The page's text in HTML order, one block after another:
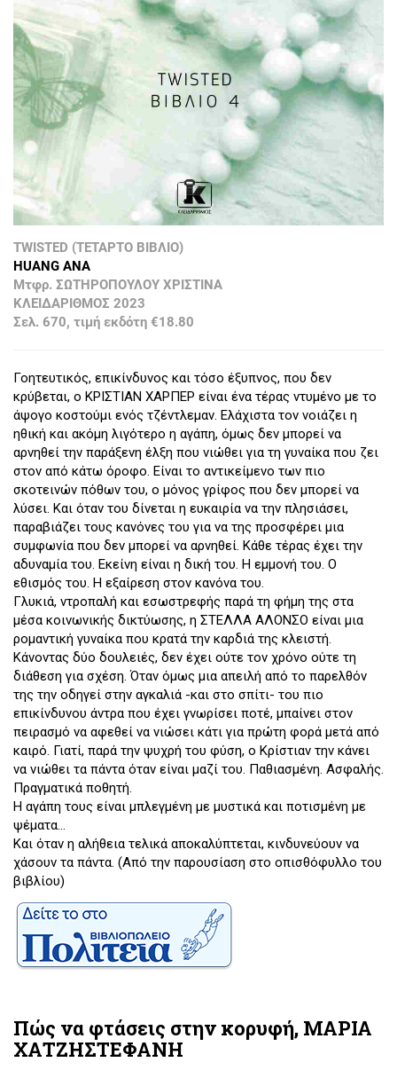
TWISTED (ΤΕΤΑΡΤΟ ΒΙΒΛΙΟ)
HUANG ANA
Μτφρ. ΣΩΤΗΡΟΠΟΥΛΟΥ ΧΡΙΣΤΙΝΑ
ΚΛΕΙΔΑΡΙΘΜΟΣ 2023
Σελ. 670, τιμή εκδότη €18.80
Γοητευτικός, επικίνδυνος και τόσο έξυπνος, που δεν
κρύβεται, ο ΚΡΙΣΤΙΑΝ ΧΑΡΠΕΡ είναι ένα τέρας ντυμένο με το
άψογο κοστούμι ενός τζέντλεμαν. Ελάχιστα τον νοιάζει η
ηθική και ακόμη λιγότερο η αγάπη, όμως δεν μπορεί να
αρνηθεί την παράξενη έλξη που νιώθει για τη γυναίκα που ζει
στον από κάτω όροφο. Είναι το αντικείμενο των πιο
σκοτεινών πόθων του, ο μόνος γρίφος που δεν μπορεί να
λύσει. Και όταν του δίνεται η ευκαιρία να την πλησιάσει,
παραβιάζει τους κανόνες του για να της προσφέρει μια
συμφωνία που δεν μπορεί να αρνηθεί. Κάθε τέρας έχει την
αδυναμία του. Εκείνη είναι η δική του. Η εμμονή του. Ο
εθισμός του. Η εξαίρεση στον κανόνα του.
Γλυκιά, ντροπαλή και εσωστρεφής παρά τη φήμη της στα
μέσα κοινωνικής δικτύωσης, η ΣΤΕΛΛΑ ΑΛΟΝΣΟ είναι μια
ρομαντική γυναίκα που κρατά την καρδιά της κλειστή.
Κάνοντας δύο δουλειές, δεν έχει ούτε τον χρόνο ούτε τη
διάθεση για σχέση. Όταν όμως μια απειλή από το παρελθόν
της την οδηγεί στην αγκαλιά -και στο σπίτι- του πιο
επικίνδυνου άντρα που έχει γνωρίσει ποτέ, μπαίνει στον
πειρασμό να αφεθεί να νιώσει κάτι για πρώτη φορά μετά από
καιρό. Γιατί, παρά την ψυχρή του φύση, ο Κρίστιαν την κάνει
να νιώθει τα πάντα όταν είναι μαζί του. Παθιασμένη. Ασφαλής.
Πραγματικά ποθητή.
Η αγάπη τους είναι μπλεγμένη με μυστικά και ποτισμένη με
ψέματα...
Και όταν η αλήθεια τελικά αποκαλύπτεται, κινδυνεύουν να
χάσουν τα πάντα. (Από την παρουσίαση στο οπισθόφυλλο του
βιβλίου)
Πώς να φτάσεις στην κορυφή, ΜΑΡΙΑ
ΧΑΤΖΗΣΤΕΦΑΝΗ